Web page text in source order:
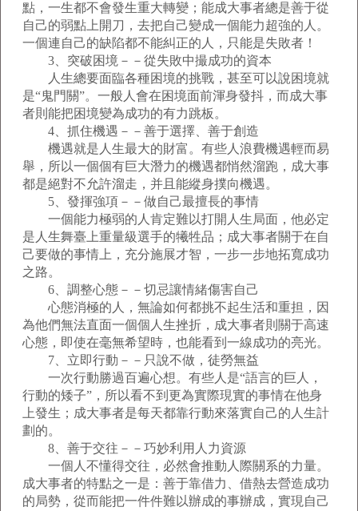
點，一生都不會發生重大轉變；能成大事者總是善于從
自己的弱點上開刀，去把自己變成一個能力超強的人。
一個連自己的缺陷都不能糾正的人，只能是失敗者！
3、突破困境－－從失敗中撮成功的資本
人生總要面臨各種困境的挑戰，甚至可以說困境就
是“鬼門關”。一般人會在困境面前渾身發抖，而成大事
者則能把困境變為成功的有力跳板。
4、抓住機遇－－善于選擇、善于創造
機遇就是人生最大的財富。有些人浪費機遇輕而易
舉，所以一個個有巨大潛力的機遇都悄然溜跑，成大事
都是絕對不允許溜走，并且能縱身撲向機遇。
5、發揮強項－－做自己最擅長的事情
一個能力極弱的人肯定難以打開人生局面，他必定
是人生舞臺上重量級選手的犧牲品；成大事者關于在自
己要做的事情上，充分施展才智，一步一步地拓寬成功
之路。
6、調整心態－－切忌讓情緒傷害自己
心態消極的人，無論如何都挑不起生活和重担，因
為他們無法直面一個個人生挫折，成大事者則關于高速
心態，即使在毫無希望時，也能看到一線成功的亮光。
7、立即行動－－只說不做，徒勞無益
一次行動勝過百遍心想。有些人是“語言的巨人，
行動的矮子”，所以看不到更為實際現實的事情在他身
上發生；成大事者是每天都靠行動來落實自己的人生計
劃的。
8、善于交往－－巧妙利用人力資源
一個人不懂得交往，必然會推動人際關系的力量。
成大事者的特點之一是：善于靠借力、借熱去營造成功
的局勢，從而能把一件件難以辦成的事辦成，實現自己